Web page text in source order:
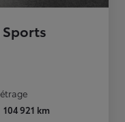
104 921 km